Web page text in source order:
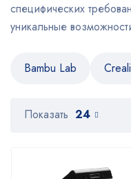
специфических
уникальные
Bambu Lab
Показать 24